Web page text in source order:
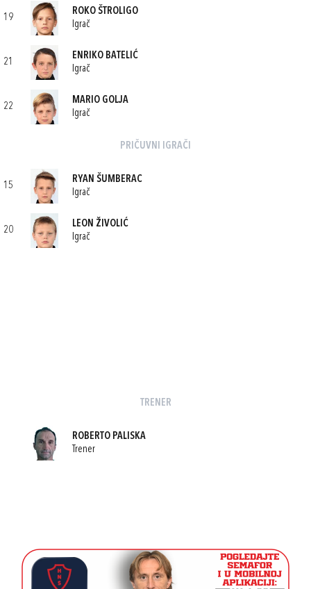
19
ROKO ŠTROLIGO
Igrač
21
ENRIKO BATELIĆ
Igrač
22
MARIO GOLJA
Igrač
PRIČUVNI IGRAČI
15
RYAN ŠUMBERAC
Igrač
20
LEON ŽIVOLIĆ
Igrač
TRENER
ROBERTO PALISKA
Trener